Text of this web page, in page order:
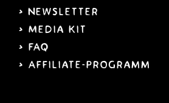
> Newsletter
> Media Kit
> FAQ
> Affiliate-programm